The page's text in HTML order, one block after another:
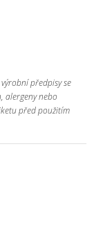
předpisy se
alergeny nebo
před použitím